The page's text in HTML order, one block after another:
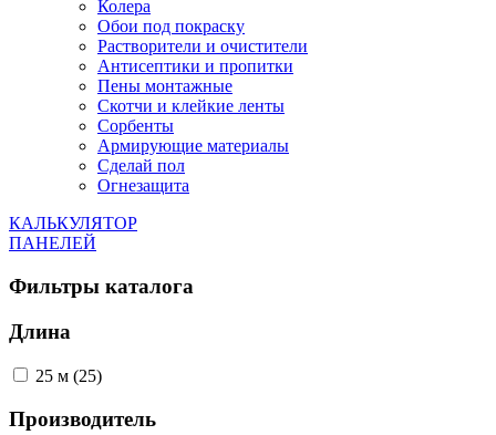
Колера
Обои под покраску
Растворители и очистители
Антисептики и пропитки
Пены монтажные
Скотчи и клейкие ленты
Сорбенты
Армирующие материалы
Сделай пол
Огнезащита
КАЛЬКУЛЯТОР
ПАНЕЛЕЙ
Фильтры каталога
Длина
25 м (25)
Производитель